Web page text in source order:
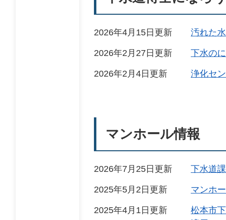
2026年4月15日更新 汚れた
2026年2月27日更新 下水の
2026年2月4日更新 浄化セ
マンホール情報
2026年7月25日更新 下水道
2025年5月2日更新 マンホ
2025年4月1日更新
松本市